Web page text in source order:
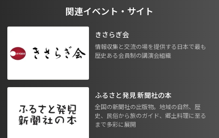
関連イベント・サイト
きさらぎ会
情報収集と交流の場を提供する日本で最も
歴史ある会員制の講演会組織
ふるさと発見 新聞社の本
全国の新聞社の出版物。地域の自然、歴
史、民俗から旅のガイド、郷土料理に至る
まで多彩に展開